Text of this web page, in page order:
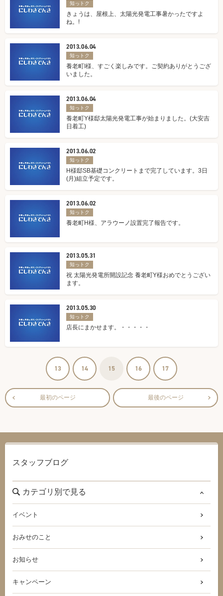
知っトク
きょうは、屋根上、太陽光発電工事暑かったですよ
ね。!
2013.06.04
知っトク
養老町I様、すごく楽しみです。ご契約ありがとうござ
いました。
2013.06.04
知っトク
養老町Y様邸太陽光発電工事が始まりました。(大安吉
日着工)
2013.06.02
知っトク
H様邸SB基礎コンクリートまで完了しています。3日
(月)組立予定です。
2013.06.02
知っトク
養老町H様、アラウーノ設置完了報告です。
2013.05.31
知っトク
祝 太陽光発電所開設記念 養老町Y様おめでとうござい
ます。
2013.05.30
知っトク
店長にまかせます。・・・・・
13 14 15 16 17
最初のページ 最後のページ
スタッフブログ
カテゴリ別で見る
イベント
おみせのこと
お知らせ
キャンペーン